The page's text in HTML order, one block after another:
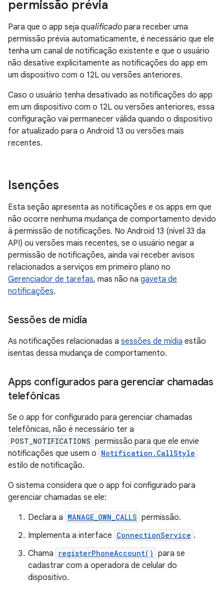
permissão prévia
Para que o app seja qualificado para receber uma
permissão prévia automaticamente, é necessário que ele
tenha um canal de notificação existente e que o usuário
não desative explicitamente as notificações do app em
um dispositivo com o 12L ou versões anteriores.
Caso o usuário tenha desativado as notificações do app
em um dispositivo com o 12L ou versões anteriores, essa
configuração vai permanecer válida quando o dispositivo
for atualizado para o Android 13 ou versões mais
recentes.
Isenções
Esta seção apresenta as notificações e os apps em que
não ocorre nenhuma mudança de comportamento devido
à permissão de notificações. No Android 13 (nível 33 da
API) ou versões mais recentes, se o usuário negar a
permissão de notificações, ainda vai receber avisos
relacionados a serviços em primeiro plano no
Gerenciador de tarefas, mas não na gaveta de
notificações.
Sessões de mídia
As notificações relacionadas a sessões de mídia estão
isentas dessa mudança de comportamento.
Apps configurados para gerenciar chamadas
telefônicas
Se o app for configurado para gerenciar chamadas
telefônicas, não é necessário ter a
POST_NOTIFICATIONS permissão para que ele envie
notificações que usem o Notification.CallStyle
estilo de notificação.
O sistema considera que o app foi configurado para
gerenciar chamadas se ele:
Declara a MANAGE_OWN_CALLS permissão.
Implementa a interface ConnectionService .
Chama
registerPhoneAccount() para se
cadastrar com a operadora de celular do
dispositivo.